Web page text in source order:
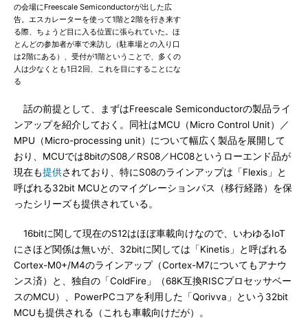
の会場にFreescale Semiconductorが出した広
告。エスカレーターを使って1階と2階を行き来す
る際、ちょうど目に入る位置に張られていた。ほ
とんどの参加者が車で来訪し（駐車場との入り口
は2階にある）、受付が1階ということで、多くの
人は少なくとも1日2回、これを目にすることにな
る
話の前提として、まずはFreescale Semiconductorの製品ライ
ンアップを紹介しておく。同社はMCU（Micro Control Unit）／
MPU（Micro-processing unit）について幅広く製品を展開して
おり、MCUでは8bitのS08／RS08／HC08というローエンド品が
現在も提供されており、特にS08のラインアップは「Flexis」と
呼ばれる32bit MCUとのマイグレーションパス（移行経路）を保
ったシリーズも提供されている。
16bitに関して現在のS12はほぼ車載向けなので、いわゆるIoT
にさほど関係は無いが、32bitに関しては「Kinetis」と呼ばれる
Cortex-M0+/M4のラインアップ（Cortex-M7についてもアナウ
ンス済）と、独自の「ColdFire」（68K互換RISCプロセッサベー
スのMCU）、PowerPCコアを利用した「Qorivva」という32bit
MCUも提供される（これも車載向けだが）。